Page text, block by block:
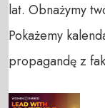
lat. Obnażymy
Pokażemy
propagandę z